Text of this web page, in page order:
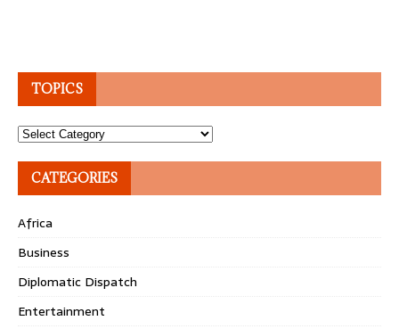
TOPICS
Topics
CATEGORIES
Africa
Business
Diplomatic Dispatch
Entertainment